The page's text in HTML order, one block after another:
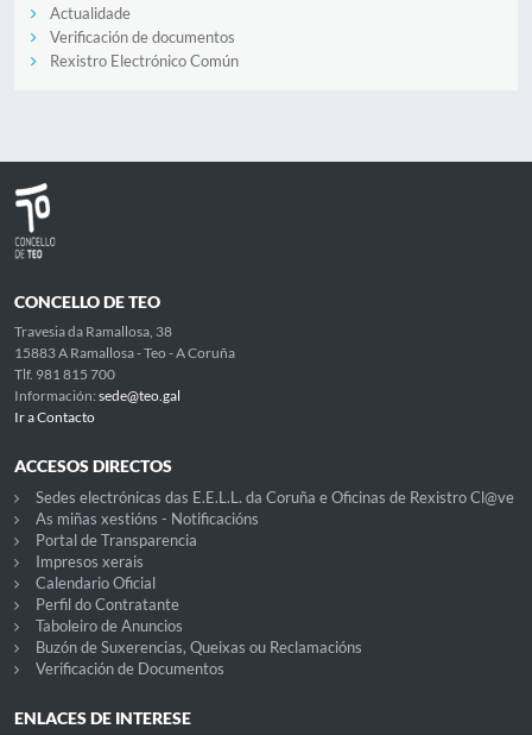
Actualidade
Verificación de documentos
Rexistro Electrónico Común
CONCELLO DE TEO
Travesia da Ramallosa, 38
15883 A Ramallosa - Teo - A Coruña
Tlf. 981 815 700
Información: sede@teo.gal
Ir a Contacto
ACCESOS DIRECTOS
Sedes electrónicas das E.E.L.L. da Coruña e Oficinas de Rexistro Cl@ve
As miñas xestións - Notificacións
Portal de Transparencia
Impresos xerais
Calendario Oficial
Perfil do Contratante
Taboleiro de Anuncios
Buzón de Suxerencias, Queixas ou Reclamacións
Verificación de Documentos
ENLACES DE INTERESE